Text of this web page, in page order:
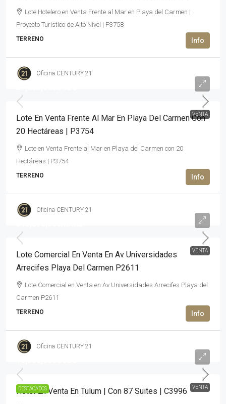
Lote Hotelero en Venta Frente al Mar en Playa del Carmen |
Proyecto Turístico de Alto Nivel | P3758
TERRENO
Oficina CENTURY 21
VENTA
Lote En Venta Frente Al Mar En Playa Del Carmen Con
20 Hectáreas | P3754
Lote en Venta Frente al Mar en Playa del Carmen con 20
Hectáreas | P3754
TERRENO
Oficina CENTURY 21
VENTA
Lote Comercial En Venta En Av Universidades
Arrecifes Playa Del Carmen P2611
Lote Comercial en Venta en Av Universidades Arrecifes Playa del
Carmen P2611
TERRENO
Oficina CENTURY 21
DESTACADOS VENTA
Hotel En Venta En Tulum | Con 87 Suites | C3996